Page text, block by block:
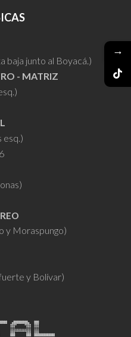
baja junto al Boyacá.)
- MATRIZ
esq.)
y Moraspungo)
y Bolívar)
→